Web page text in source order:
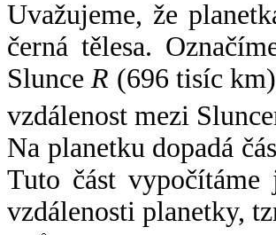
Uvažujeme, že
černá tělesa.
SlunceR (696 tisíc
vzdálenost mezi
Na planetku dopadá
Tuto část
vzdálenosti planetky,